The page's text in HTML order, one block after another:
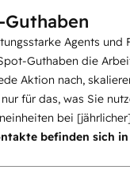
Agents und
Guthaben die
Aktion nach,
für das, was Sie
bei
befinden sich